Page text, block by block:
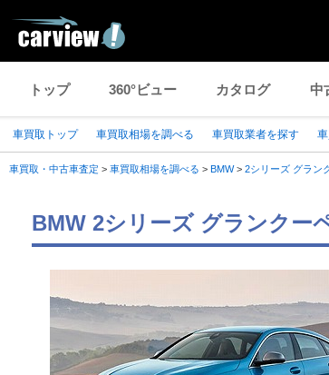
トップ 360°ビュー カタログ 中
車買取トップ 車買取相場を調べる 車買取業者を探す
車買取・中古車査定 > 車買取相場を調べる > BMW > 2シリーズ グラン
BMW 2シリーズ グランクー